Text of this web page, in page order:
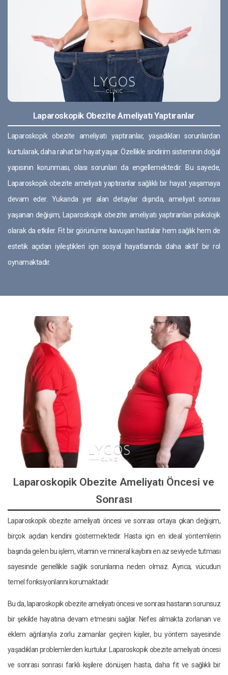
Laparoskopik Obezite Ameliyatı Yaptıranlar
Laparoskopik obezite ameliyatı yaptıranlar, yaşadıkları sorunlardan
kurtularak, daha rahat bir hayat yaşar. Özellikle sindirim sisteminin doğal
yapısının korunması, olası sorunları da engellemektedir. Bu sayede,
Laparoskopik obezite ameliyatı yaptıranlar sağlıklı bir hayat yaşamaya
devam eder. Yukarıda yer alan detaylar dışında, ameliyat sonrası
yaşanan değişim, Laparoskopik obezite ameliyatı yaptıranları psikolojik
olarak da etkiler. Fit bir görünüme kavuşan hastalar hem sağlık hem de
estetik açıdan iyileştikleri için sosyal hayatlarında daha aktif bir rol
oynamaktadır.
Laparoskopik Obezite Ameliyatı Öncesi ve
Sonrası
Laparoskopik obezite ameliyatı öncesi ve sonrası ortaya çıkan değişim,
birçok açıdan kendini göstermektedir. Hasta için en ideal yöntemlerin
başında gelen bu işlem, vitamin ve mineral kaybını en az seviyede tutması
sayesinde genellikle sağlık sorunlarına neden olmaz. Ayrıca, vücudun
temel fonksiyonlarını korumaktadır.
Bu da, laparoskopik obezite ameliyatı öncesi ve sonrası hastanın sorunsuz
bir şekilde hayatına devam etmesini sağlar. Nefes almakta zorlanan ve
eklem ağrılarıyla zorlu zamanlar geçiren kişiler, bu yöntem sayesinde
yaşadıkları problemlerden kurtulur. Laparoskopik obezite ameliyatı öncesi
ve sonrası sonrası farklı kişilere dönüşen hasta, daha fit ve sağlıklı bir